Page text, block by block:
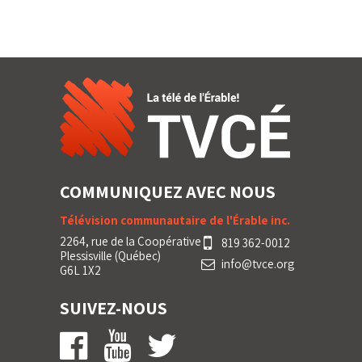
COMMUNIQUEZ AVEC NOUS
Télévision communautaire de l'Érable inc.
2264, rue de la Coopérative
Plessisville (Québec)
G6L 1X2
819 362-0012
info@tvce.org
SUIVEZ-NOUS